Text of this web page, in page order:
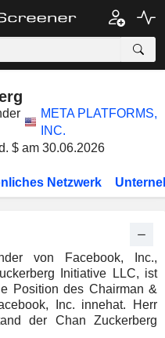
META PLATFORMS,
INC.
$ am 30.06.2026
Netzwerk
von Facebook, Inc.,
Initiative LLC, ist
Position des Chairman &
Inc. innehat. Herr
der Chan Zuckerberg